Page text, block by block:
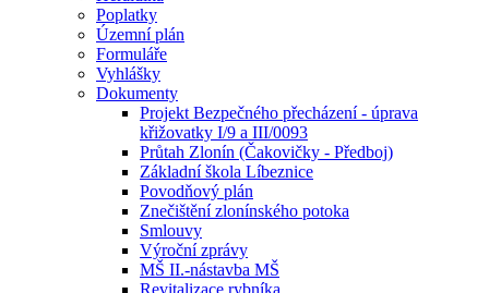
Poplatky
Územní plán
Formuláře
Vyhlášky
Dokumenty
Projekt Bezpečného přecházení - úprava
křižovatky I/9 a III/0093
Průtah Zlonín (Čakovičky - Předboj)
Základní škola Líbeznice
Povodňový plán
Znečištění zlonínského potoka
Smlouvy
Výroční zprávy
MŠ II.-nástavba MŠ
Revitalizace rybníka